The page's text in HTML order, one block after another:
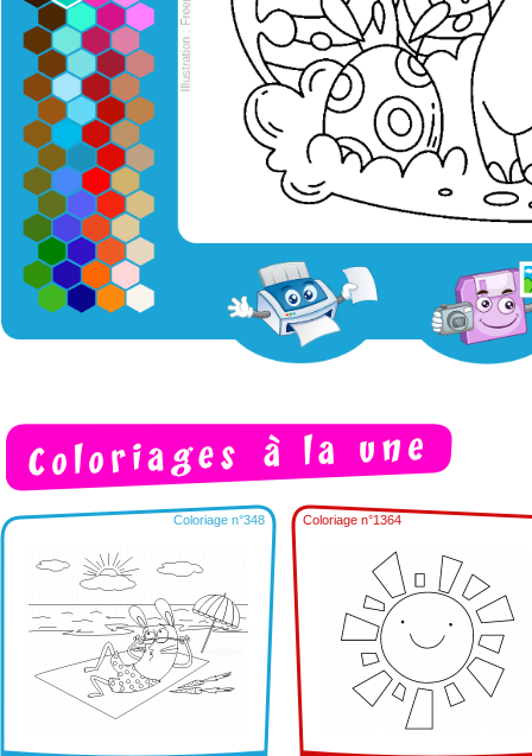
Coloriage n°348 Coloriage n°1364